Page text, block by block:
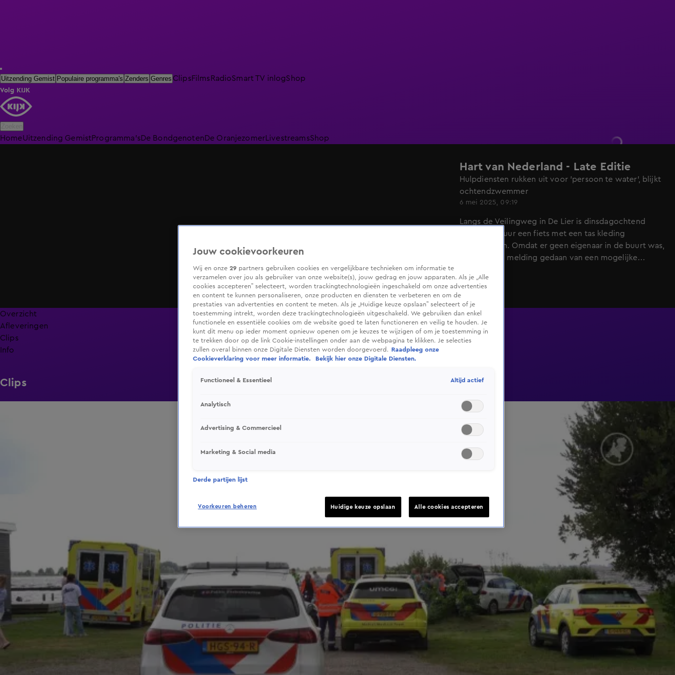
Uitzending Gemist Populaire programma's Zenders Genres ClipsFilmsRadioSmart TV inlogShop
Volg KIJK
HomeUitzending GemistProgramma'sDe BondgenotenDe Oranjezomer LivestreamsShop
Hart van Nederland - Late Editie
Hulpdiensten rukken uit voor 'persoon te water', blijkt
ochtendzwemmer
6 mei 2025, 09:19
Langs de Veilingweg in De Lier is dinsdagochtend
rond 06.00 uur een fiets met een tas kleding
aangetroffen. Omdat er geen eigenaar in de buurt was,
werd er een melding gedaan van een mogelijke
meerdere eenheden ter plaatse.
Overzicht
Afleveringen
Clips
Info
Clips
Jouw cookievoorkeuren
Wij en onze 29 partners gebruiken cookies en vergelijkbare technieken om informatie te
verzamelen over jou als gebruiker van onze website(s), jouw gedrag en jouw apparaten. Als je „Alle
cookies accepteren” selecteert, worden trackingtechnologieën ingeschakeld om onze advertenties
en content te kunnen personaliseren, onze producten en diensten te verbeteren en om de
prestaties van advertenties en content te meten. Als je „Huidige keuze opslaan” selecteert of je
toestemming intrekt, worden deze trackingtechnologieën uitgeschakeld. We gebruiken dan enkel
functionele en essentiële cookies om de website goed te laten functioneren en veilig te houden. Je
kunt dit menu op ieder moment opnieuw openen om je keuzes te wijzigen of om je toestemming in
te trekken door op de link Cookie-instellingen onder aan de webpagina te klikken. Je selecties
zullen overal binnen onze Digitale Diensten worden doorgevoerd.
Raadpleeg onze
Cookieverklaring voor meer informatie.
Bekijk hier onze Digitale Diensten.
Functioneel & Essentieel Altijd actief
Analytisch
Advertising & Commercieel
Marketing & Social media
Derde partijen lijst
Voorkeuren beheren Huidige keuze opslaan Alle cookies accepteren